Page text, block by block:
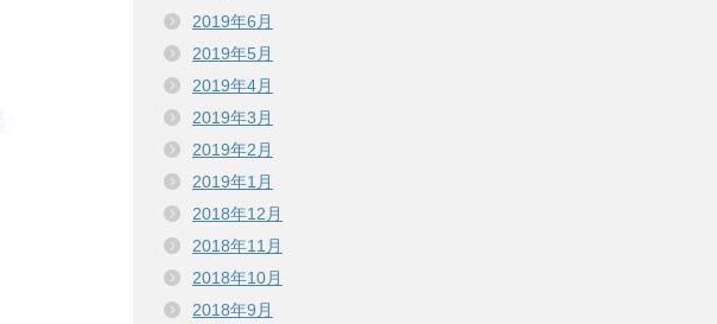
2019年6月
2019年5月
2019年4月
2019年3月
2019年2月
2019年1月
2018年12月
2018年11月
2018年10月
2018年9月